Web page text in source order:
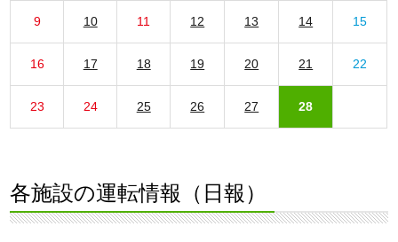
9 10 11 12 13 14 15
16 17 18 19 20 21 22
23 24 25 26 27 28
各施設の運転情報（日報）